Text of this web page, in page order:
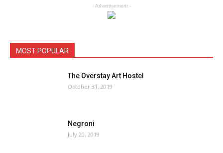
- Advertisement -
MOST POPULAR
The Overstay Art Hostel
October 31, 2019
Negroni
July 20, 2019